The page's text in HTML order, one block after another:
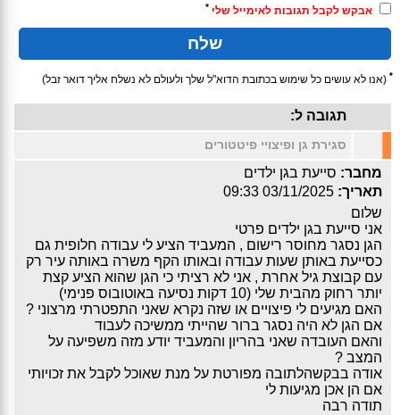
אבקש לקבל תגובות לאימייל שלי *
* (אנו לא עושים כל שימוש בכתובת הדוא"ל שלך ולעולם לא נשלח אליך דואר זבל)
תגובה ל:
סגירת גן ופיצויי פיטטורים
מחבר: סייעת בגן ילדים
תאריך: 03/11/2025 09:33
שלום
אני סייעת בגן ילדים פרטי
הגן נסגר מחוסר רישום , המעביד הציע לי עבודה חלופית גם
כסייעת באותן שעות עבודה ובאותו הקף משרה באותה עיר רק
עם קבוצת גיל אחרת , אני לא רציתי כי הגן שהוא הציע קצת
יותר רחוק מהבית שלי (10 דקות נסיעה באוטובוס פנימי)
האם מגיעים לי פיצויים או שזה נקרא שאני התפטרתי מרצוני ?
אם הגן לא היה נסגר ברור שהייתי ממשיכה לעבוד
והאם העובדה שאני בהריון והמעביד יודע מזה משפיעה על
המצב ?
אודה בבקשהלתובה מפורטת על מנת שאוכל לקבל את זכויותי
אם הן אכן מגיעות לי
תודה רבה